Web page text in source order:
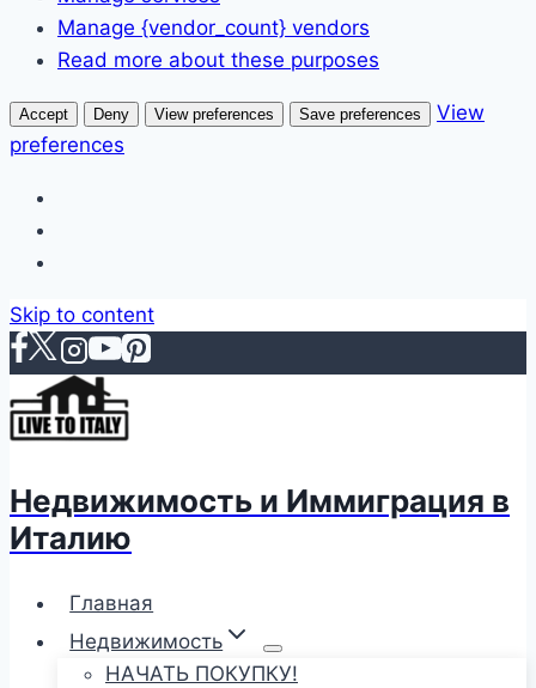
Manage {vendor_count} vendors
Read more about these purposes
Accept Deny View preferences Save preferences
View
preferences
Skip to content
Недвижимость и Иммиграция в
Италию
Главная
Недвижимость
НАЧАТЬ ПОКУПКУ!